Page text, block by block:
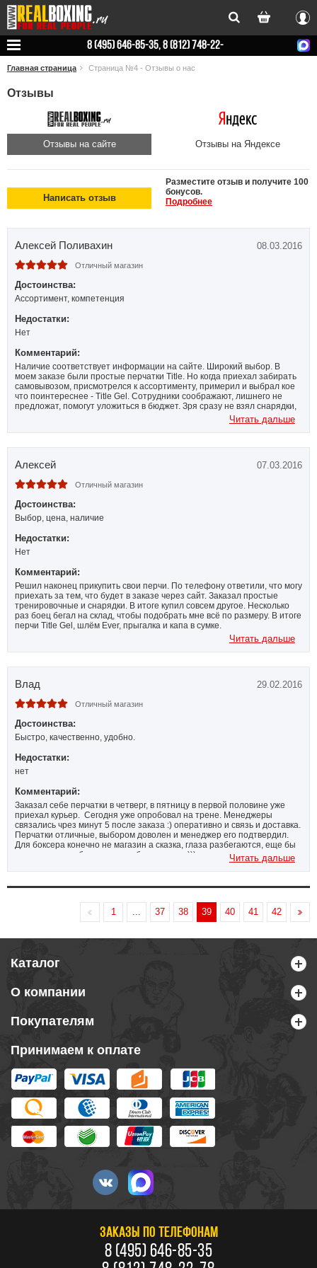
Вход
8 (495) 646-85-35, 8 (812) 748-22-
Главная страница Страница №4 - Отзывы о нас
Отзывы
Отзывы на сайте Отзывы на Яндексе
Написать отзыв
Разместите отзыв и получите 100
бонусов.
Подробнее
Алексей Поливахин 08.03.2016
Отличный магазин
Достоинства:
Ассортимент, компетенция
Недостатки:
Нет
Комментарий:
Наличие соответствует информации на сайте. Широкий выбор. В
моем заказе были простые перчатки Title. Но когда приехал забирать
самовывозом, присмотрелся к ассортименту, примерил и выбрал кое
что поинтереснее - Title Gel. Сотрудники соображают, лишнего не
предложат, помогут уложиться в бюджет. Зря сразу не взял снарядки,
Читать дальше
Алексей 07.03.2016
Отличный магазин
Достоинства:
Выбор, цена, наличие
Недостатки:
Нет
Комментарий:
Решил наконец прикупить свои перчи. По телефону ответили, что могу
приехать за тем, что будет в заказе через сайт. Заказал простые
тренировочные и снарядки. В итоге купил совсем другое. Несколько
раз боец бегал на склад, чтобы подобрать мне всё по размеру. В итоге
перчи Title Gel, шлём Ever, прыгалка и капа в сумке.
Читать дальше
Влад 29.02.2016
Отличный магазин
Достоинства:
Быстро, качественно, удобно.
Недостатки:
нет
Комментарий:
Заказал себе перчатки в четверг, в пятницу в первой половине уже
приехал курьер. Сегодня уже опробовал на трене. Менеджеры
связались чрез минут 5 после заказа :) оперативно и связь и доставка.
Перчатки отличные, выбором доволен и менеджер его подтвердил.
Для боксера конечно не магазин а сказка, глаза разбегаются, еще бы
денег много чтобы все можно было купить )))
Читать дальше
1 37 38 39 40 41 42
Каталог
О компании
Покупателям
Принимаем к оплате
ЗАКАЗЫ ПО ТЕЛЕФОНАМ
8 (495) 646-85-35